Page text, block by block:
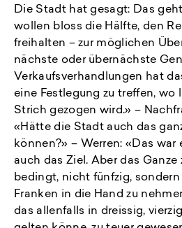
Die Stadt hat gesagt: Das
wollen bloss die Hälfte, den
freihalten – zur möglichen
nächste oder übernächste
Verkaufsverhandlungen hat
eine Festlegung zu treffen, wo
Strich gezogen wird.» –
«Hätte die Stadt auch das
können?» – Werren: «Das war
auch das Ziel. Aber das Ganze
bedingt, nicht fünfzig,
Franken in die Hand zu
das allenfalls in dreissig,